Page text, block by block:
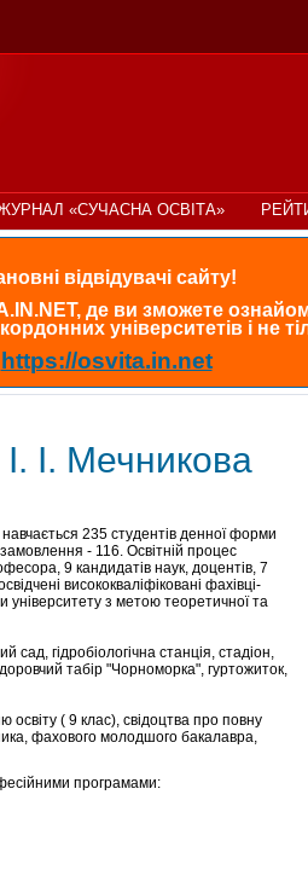
«СУЧАСНА ОСВІТА»
відвідувачі сайту!
де ви зможете
університетів і не
https://osvita.in.net
І. Мечникова
235 студентів денної форми
- 116. Освітній процес
9 кандидатів наук, доцентів, 7
висококваліфіковані фахівці-
університету з метою теоретичної та
сад, гідробіологічна станція, стадіон,
табір "Чорноморка", гуртожиток,
освіту ( 9 клас), свідоцтва про повну
фахового молодшого бакалавра,
програмами: